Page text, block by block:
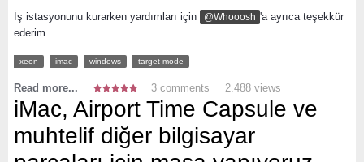
İş istasyonunu kurarken yardımları için @Whooosh 'a ayrıca teşekkür
ederim.
xeon imac windows target mode
Read more... 3 comments 2.488 views
iMac, Airport Time Capsule ve
muhtelif diğer bilgisayar